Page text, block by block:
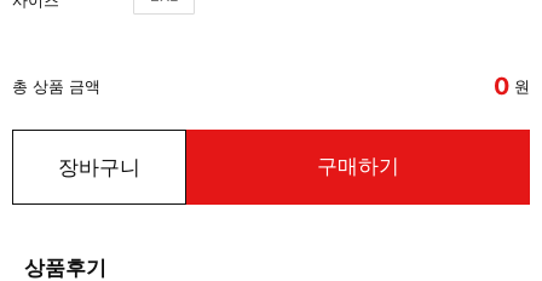
총 상품 금액 0 원
장바구니 구매하기
상품후기